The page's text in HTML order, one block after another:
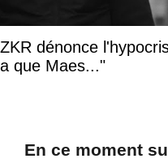
ZKR dénonce
a que Maes..."
En ce moment